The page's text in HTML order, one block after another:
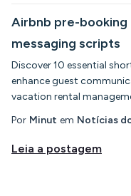
Airbnb pre-
messaging scripts
Discover 10 essential
enhance guest
vacation rental
Por Minut em Notícias
Leia a postagem